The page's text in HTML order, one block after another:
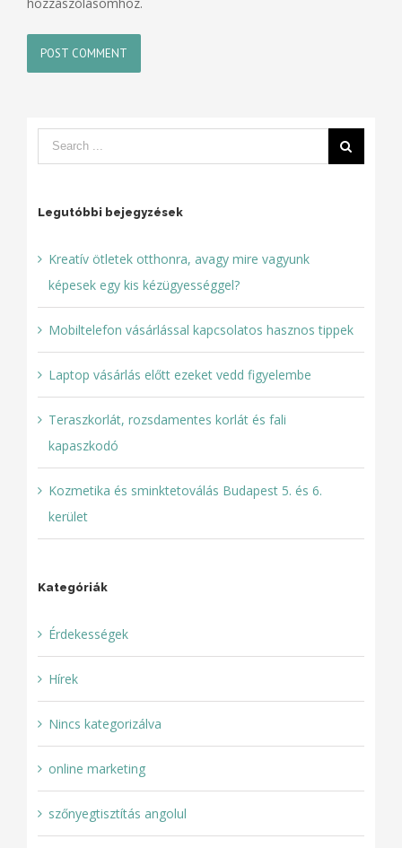
Legutóbbi bejegyzések
Kreatív ötletek otthonra, avagy mire vagyunk
képesek egy kis kézügyességgel?
Mobiltelefon vásárlással kapcsolatos hasznos tippek
Laptop vásárlás előtt ezeket vedd figyelembe
Teraszkorlát, rozsdamentes korlát és fali
kapaszkodó
Kozmetika és sminktetoválás Budapest 5. és 6.
kerület
Kategóriák
Érdekességek
Hírek
Nincs kategorizálva
online marketing
szőnyegtisztítás angolul